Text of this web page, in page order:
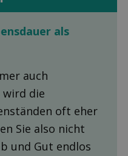
als
auch
die
oft eher
Sie also nicht
und Gut endlos